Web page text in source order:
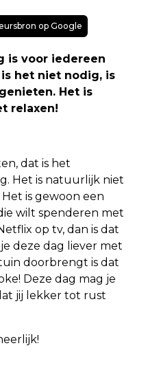
op Google
is voor iedereen
het niet nodig, is
Het is
relaxen!
dat is het
Het is natuurlijk niet
is gewoon een
wilt spenderen met
op tv, dan is dat
deze dag liever met
doorbrengt is dat
Deze dag mag je
jij lekker tot rust